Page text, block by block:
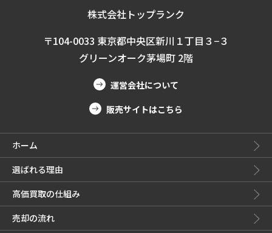
株式会社トップランク
〒104-0033 東京都中央区新川１丁目３−３
グリーンオーク茅場町 2階
運営会社について
販売サイトはこちら
ホーム
選ばれる理由
高価買取の仕組み
売却の流れ